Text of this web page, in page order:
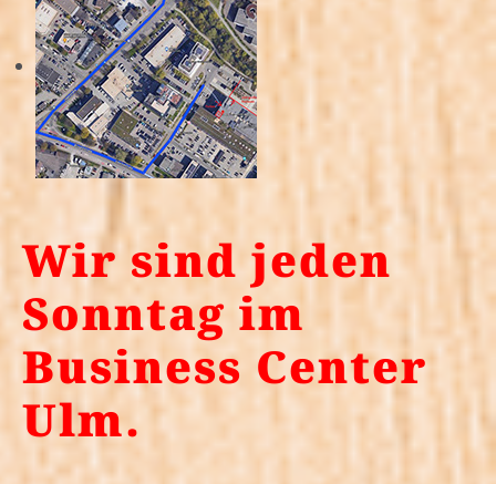
Wir sind jeden
Sonntag im
Business Center
Ulm.